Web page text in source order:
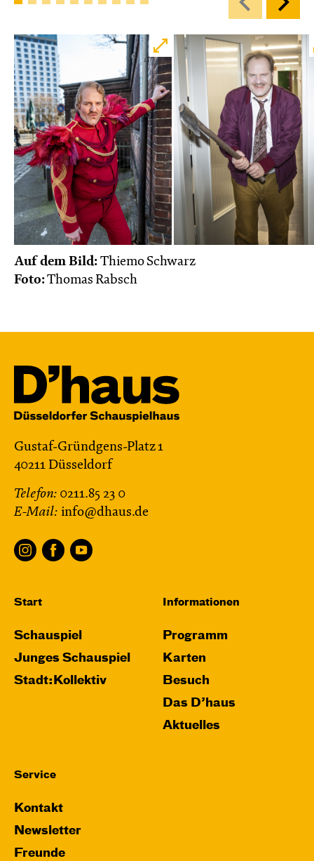
Auf dem Bild: Thiemo Schwarz
Foto:Thomas Rabsch
Gustaf-Gründgens-Platz 1
40211 Düsseldorf
Telefon: 0211.85 23 0
E-Mail: info@dhaus.de
Start
Schauspiel
Junges Schauspiel
Stadt:Kollektiv
Informationen
Programm
Karten
Besuch
Das D’haus
Aktuelles
Service
Kontakt
Newsletter
Freunde